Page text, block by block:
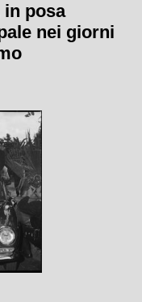
in posa
nei giorni